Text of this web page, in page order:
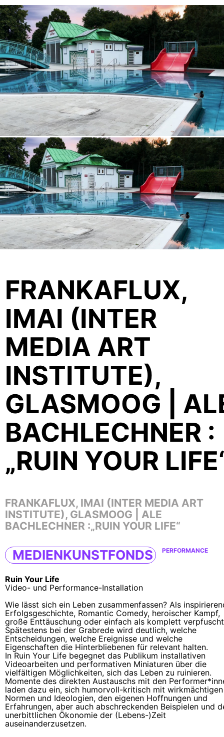
FRANKAFLUX,
IMAI (INTER
MEDIA ART
INSTITUTE),
GLASMOOG |
BACHLECHNER :
„RUIN YOUR
FRANKAFLUX, IMAI (INTER MEDIA ART
INSTITUTE), GLASMOOG
ALE
BACHLECHNER :„RUIN YOUR LIFE“
MEDIENKUNSTFONDS PERFORMANCE
Ruin Your Life
Video- und Performance-Installation
Wie lässt sich ein Leben zusammenfassen? Als
Erfolgsgeschichte, Romantic Comedy, heroischer Kampf,
große Enttäuschung oder einfach als komplett
Spätestens bei der Grabrede wird deutlich, welche
Entscheidungen, welche Ereignisse und welche
Eigenschaften die Hinterbliebenen für relevant halten.
In Ruin Your Life begegnet das Publikum installativen
Videoarbeiten und performativen Miniaturen über die
vielfältigen Möglichkeiten, sich das Leben zu ruinieren.
Momente des direkten Austauschs mit den
laden dazu ein, sich humorvoll-kritisch mit wirkmächtigen
Normen und Ideologien, den eigenen Hoffnungen und
Erfahrungen, aber auch abschreckenden Beispielen und
unerbittlichen Ökonomie der (Lebens-)Zeit
auseinanderzusetzen.